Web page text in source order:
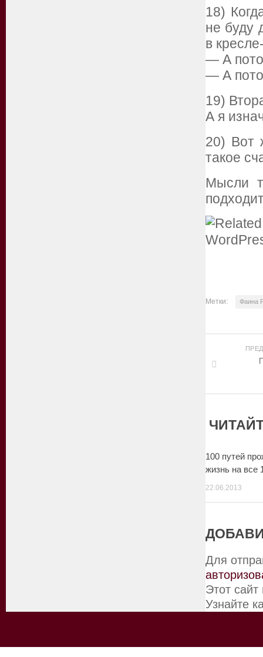
18)
не буду
в
— А
— А
19)
А я
20) Вот
такое
Мысли
Метки: Фаина
100 путей
жизнь на все
22.06.2013
Для
Этот
Узнайте